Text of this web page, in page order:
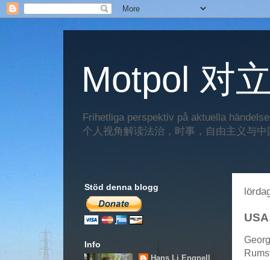
Motpol 对
Frihetliga perspektiv på aktuella
个人视角解读法治，时事，自由主义与中
Stöd denna blogg
Info
Hans Li Engnell